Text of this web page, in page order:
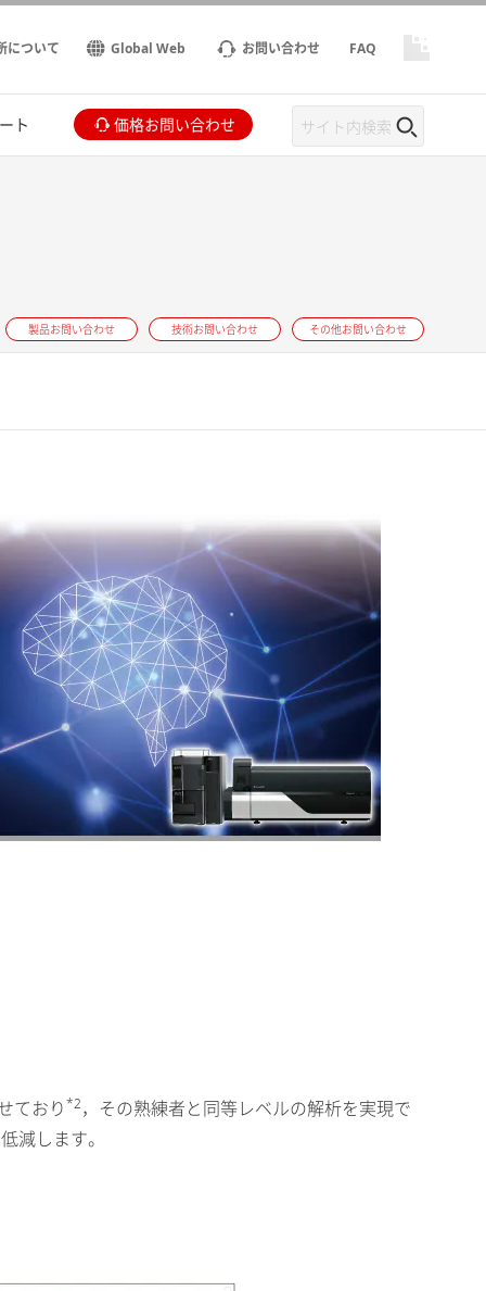
について Global Web お問い合わせ FAQ
ト 価格お問い合わせ
製品お問い合わせ 技術お問い合わせ その他お問い合わせ
ており*2，その熟練者と同等レベルの解析を実現で
減します。